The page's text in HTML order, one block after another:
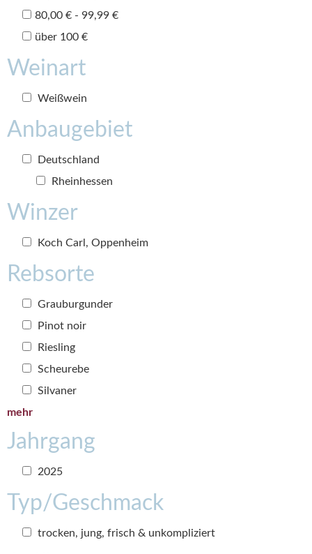
80,00 € - 99,99 €
über 100 €
Weinart
Weißwein
Anbaugebiet
Deutschland
Rheinhessen
Winzer
Koch Carl, Oppenheim
Rebsorte
Grauburgunder
Pinot noir
Riesling
Scheurebe
Silvaner
mehr
Jahrgang
2025
Typ/Geschmack
trocken, jung, frisch & unkompliziert